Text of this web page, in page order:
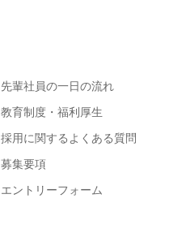
先輩社員の一日の流れ
教育制度・福利厚生
採用に関するよくある質問
募集要項
エントリーフォーム